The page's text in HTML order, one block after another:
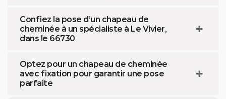
Confiez la pose d’un chapeau de
cheminée à un spécialiste à Le Vivier,
dans le 66730
Optez pour un chapeau de cheminée
avec fixation pour garantir une pose
parfaite